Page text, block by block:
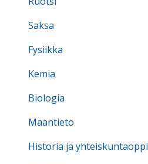
Saksa
Fysiikka
Kemia
Biologia
Maantieto
Historia ja yhteiskuntaoppi